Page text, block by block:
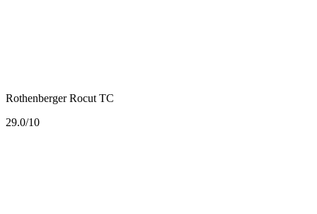
Rothenberger Rocut TC
29.0/10